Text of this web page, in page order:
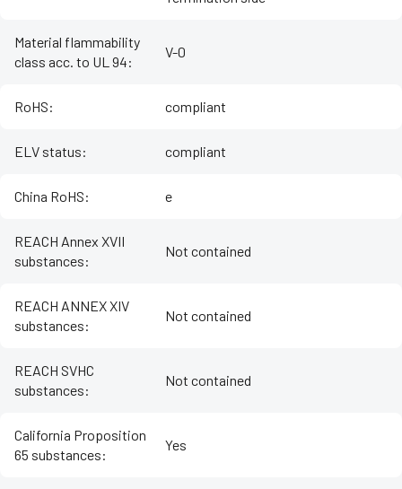
Material flammability
class acc. to UL 94:
V-0
RoHS: compliant
ELV status: compliant
China RoHS: e
REACH Annex XVII
substances:
Not contained
REACH ANNEX XIV
substances:
Not contained
REACH SVHC
substances:
Not contained
California Proposition
65 substances:
Yes